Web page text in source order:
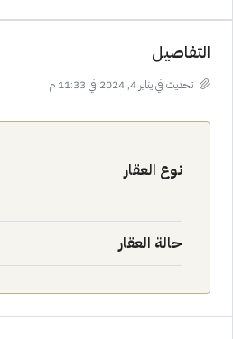
التفاصيل
تحديث في يناير 4, 2024 في 11:33 م
نوع العقار
حالة العقار